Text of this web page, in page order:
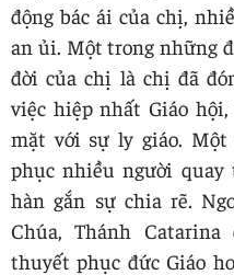
động bác ái của chị,
an ủi. Một trong những
đời của chị là chị đã
việc hiệp nhất Giáo
mặt với sự ly giáo.
phục nhiều người
hàn gắn sự chia rẽ.
Chúa, Thánh
thuyết phục đức Giáo